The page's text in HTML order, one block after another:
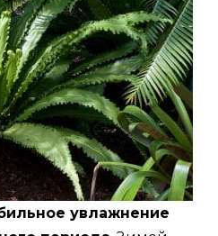
увлажнение